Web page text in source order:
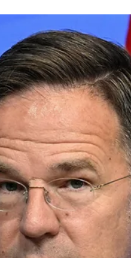
Par : James Keou
4 nov. 2025
3 min de lecture
La Finlande appelle la
sur la Russie
La ministre finlandaise des Affaires
Valtonen, a exhorté la Chine à user
freiner la guerre menée par la